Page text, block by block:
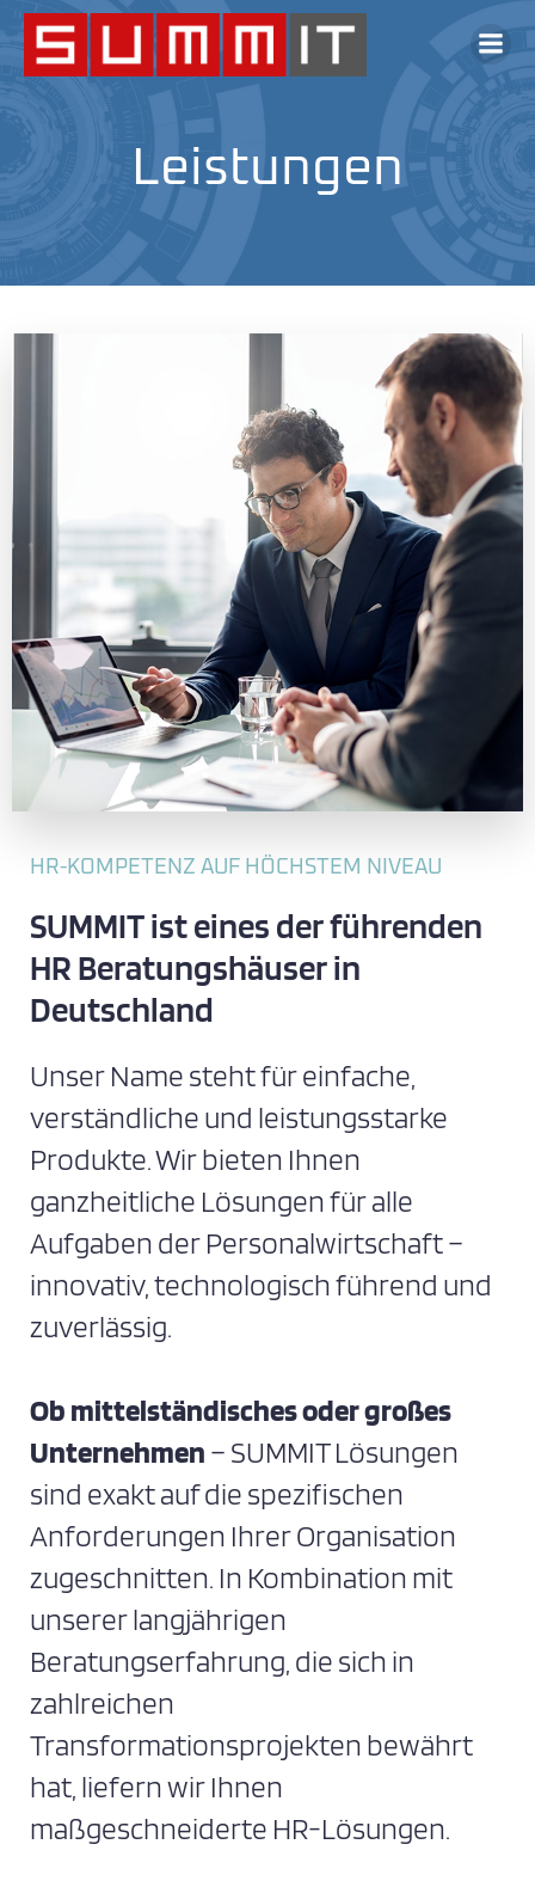
Leistungen
HR-KOMPETENZ AUF HÖCHSTEM NIVEAU
SUMMIT ist eines der führenden
HR Beratungshäuser in
Deutschland
Unser Name steht für einfache,
verständliche und leistungsstarke
Produkte. Wir bieten Ihnen
ganzheitliche Lösungen für alle
Aufgaben der Personalwirtschaft –
innovativ, technologisch führend und
zuverlässig.
Ob mittelständisches oder großes
Unternehmen – SUMMIT Lösungen
sind exakt auf die spezifischen
Anforderungen Ihrer Organisation
zugeschnitten. In Kombination mit
unserer langjährigen
Beratungserfahrung, die sich in
zahlreichen
Transformationsprojekten bewährt
hat, liefern wir Ihnen
maßgeschneiderte HR-Lösungen.